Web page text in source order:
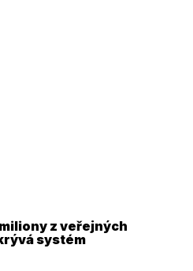
z veřejných
systém